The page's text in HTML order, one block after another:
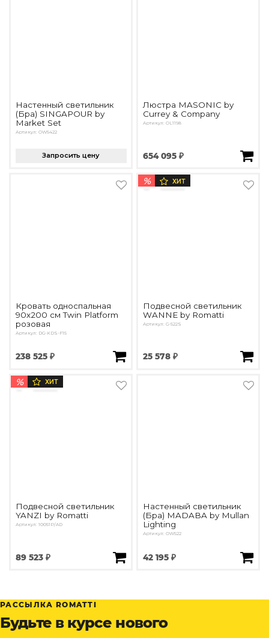
Настенный светильник
(Бра) SINGAPOUR by
Market Set
Артикул: OW5422
Запросить цену
Люстра MASONIC by
Currey & Company
Артикул: OL1198
654 095 ₽
Кровать односпальная
90х200 см Twin Platform
розовая
Артикул: DG-KDS-F15
238 525 ₽
% ХИТ
Подвесной светильник
WANNE by Romatti
Артикул: G-522S
25 578 ₽
% ХИТ
Подвесной светильник
YANZI by Romatti
Артикул: 10051P/AD
89 523 ₽
Настенный светильник
(Бра) MADABA by Mullan
Lighting
Артикул: OW522
42 195 ₽
РАССЫЛКА ROMATTI
Будьте в курсе нового